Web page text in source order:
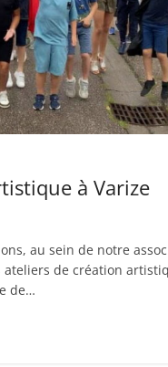
t
i
n
à
a
i
à Varize
au sein de notre
ateliers de création
de…